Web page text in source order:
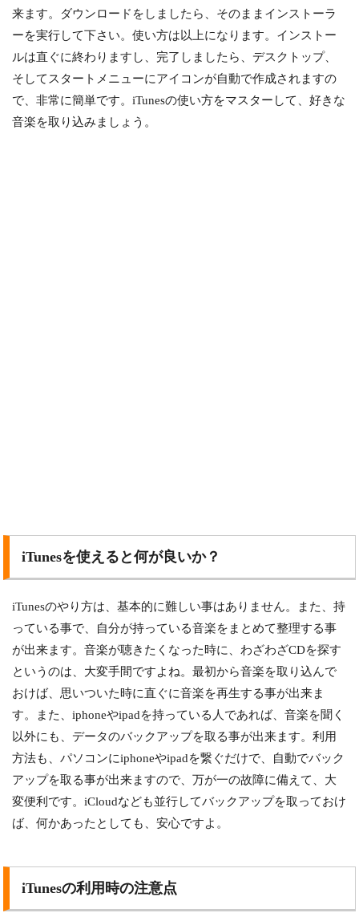
来ます。ダウンロードをしましたら、そのままインストーラ
ーを実行して下さい。使い方は以上になります。インストー
ルは直ぐに終わりますし、完了しましたら、デスクトップ、
そしてスタートメニューにアイコンが自動で作成されますの
で、非常に簡単です。iTunesの使い方をマスターして、好きな
音楽を取り込みましょう。
iTunesを使えると何が良いか？
iTunesのやり方は、基本的に難しい事はありません。また、持
っている事で、自分が持っている音楽をまとめて整理する事
が出来ます。音楽が聴きたくなった時に、わざわざCDを探す
というのは、大変手間ですよね。最初から音楽を取り込んで
おけば、思いついた時に直ぐに音楽を再生する事が出来ま
す。また、iphoneやipadを持っている人であれば、音楽を聞く
以外にも、データのバックアップを取る事が出来ます。利用
方法も、パソコンにiphoneやipadを繋ぐだけで、自動でバック
アップを取る事が出来ますので、万が一の故障に備えて、大
変便利です。iCloudなども並行してバックアップを取っておけ
ば、何かあったとしても、安心ですよ。
iTunesの利用時の注意点